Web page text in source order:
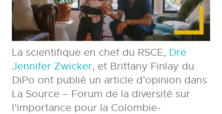
La scientifique en chef du RSCE, Dre
Jennifer Zwicker, et Brittany Finlay du
DiPo ont publié un article d’opinion dans
La Source – Forum de la diversité sur
l’importance pour la Colombie-